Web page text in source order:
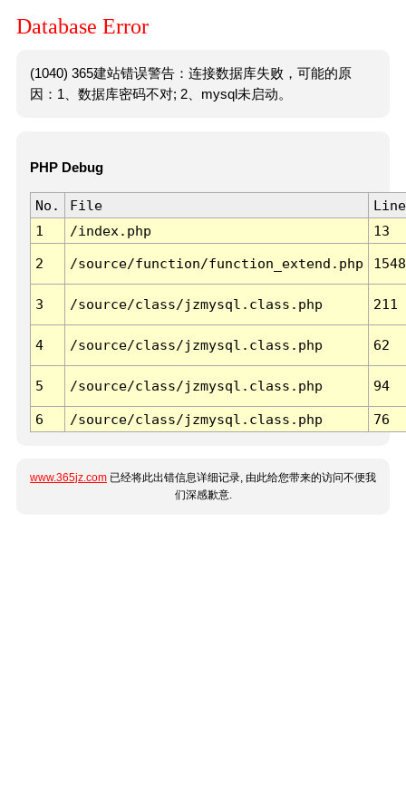
Database Error
(1040) 365建站错误警告：连接数据库失败，可能的原
因：1、数据库密码不对; 2、mysql未启动。
PHP Debug
No. File
Line
1
/index.php 13
2 /source/function/function_extend.php 1548
3 /source/class/jzmysql.class.php 211
4 /source/class/jzmysql.class.php 62
5 /source/class/jzmysql.class.php 94
6 /source/class/jzmysql.class.php 76
www.365jz.com 已经将此出错信息详细记录, 由此给您带来的访问不便我
们深感歉意.